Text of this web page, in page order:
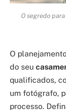
O segredo
O
do seu
qualificados,
um fotógrafo,
processo.